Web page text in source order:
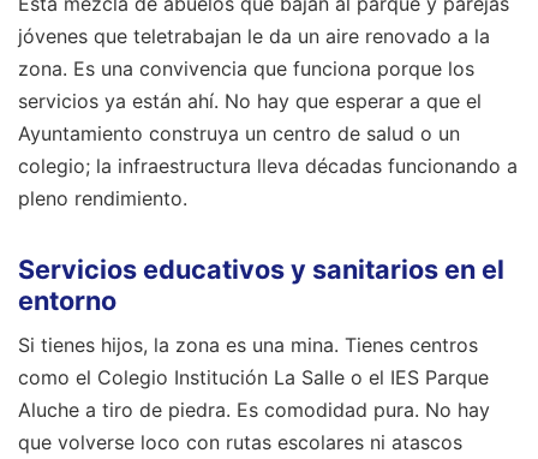
jóvenes que teletrabajan le da un aire renovado a la
zona. Es una convivencia que funciona porque los
servicios ya están ahí. No hay que esperar a que el
Ayuntamiento construya un centro de salud o un
colegio; la infraestructura lleva décadas funcionando a
pleno rendimiento.
Servicios educativos y sanitarios en el
entorno
Si tienes hijos, la zona es una mina. Tienes centros
como el Colegio Institución La Salle o el IES Parque
Aluche a tiro de piedra. Es comodidad pura. No hay
que volverse loco con rutas escolares ni atascos